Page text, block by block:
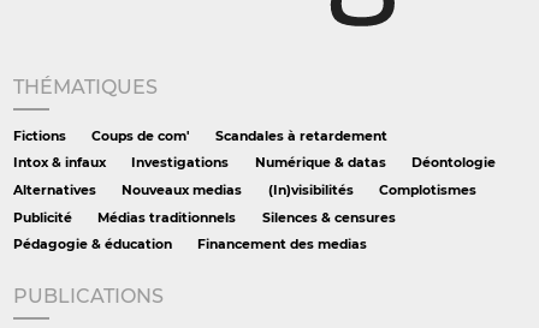
THÉMATIQUES
Fictions Coups de com'
Scandales à retardement
Intox & infaux
Investigations Numérique & datas
Déontologie
Alternatives
Nouveaux medias (In)visibilités
Complotismes
Publicité
Médias traditionnels
Silences & censures
Pédagogie & éducation
Financement des medias
PUBLICATIONS